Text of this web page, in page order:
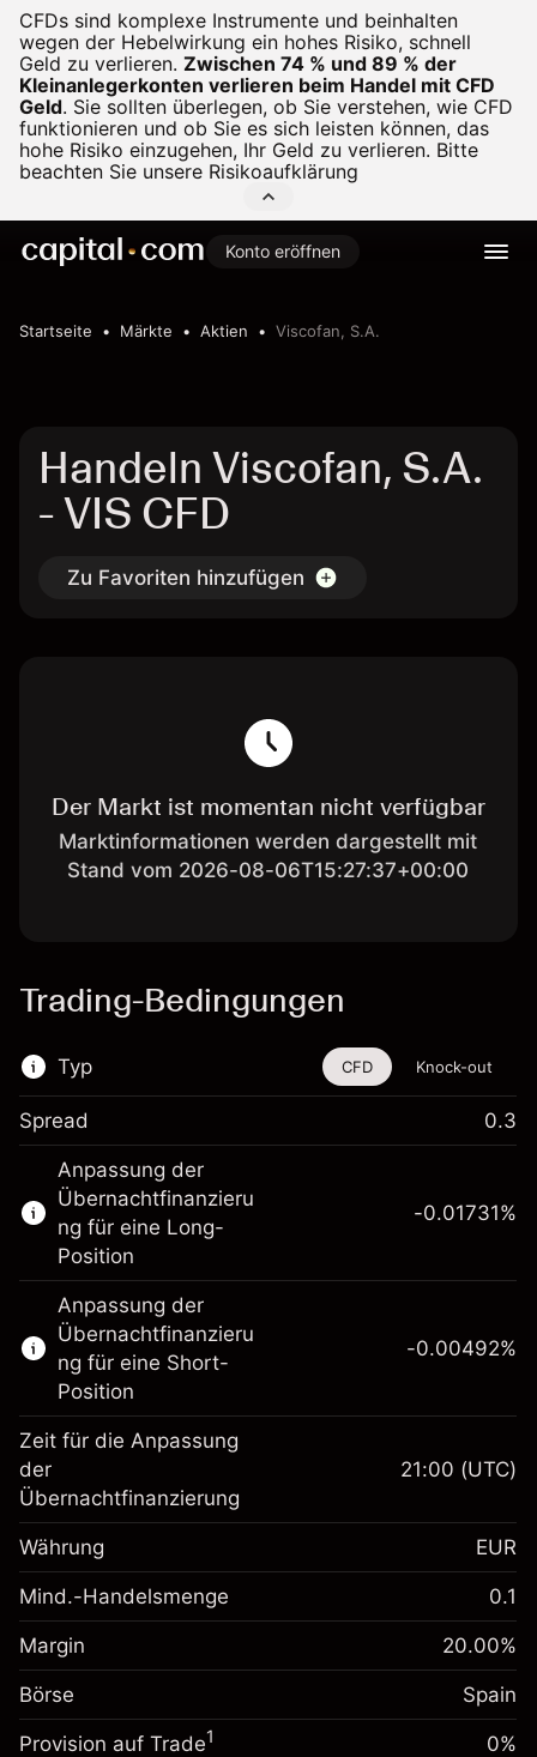
CFDs sind komplexe Instrumente und beinhalten
wegen der Hebelwirkung ein hohes Risiko, schnell
Geld zu verlieren. Zwischen 74 % und 89 % der
Kleinanlegerkonten verlieren beim Handel mit CFD
Geld. Sie sollten überlegen, ob Sie verstehen, wie CFD
funktionieren und ob Sie es sich leisten können, das
hohe Risiko einzugehen, Ihr Geld zu verlieren. Bitte
beachten Sie unsere Risikoaufklärung
Konto eröffnen
Startseite Märkte Aktien Viscofan, S.A.
Handeln Viscofan, S.A.
- VIS CFD
Zu Favoriten hinzufügen
Der Markt ist momentan nicht verfügbar
Marktinformationen werden dargestellt mit
Stand vom 2026-08-06T15:27:37+00:00
Trading-Bedingungen
Typ
Dieses Finanzinstrument steht für das Traden
über CFDs und Knock-outs zur Verfügung.
Erfahren Sie mehr über:
CFDs
Knock-outs
CFD Knock-out
Spread 0.3
Anpassung der
Übernachtfinanzieru
ng für eine Long-
Position
€1,000.00
Anpassung der
Übernachtfinanzierung
Gebühren aus
Positionswert
-0.017307
%
Positionsgröße mit Hebelwirkung
~€5,000.00
Geld aus Hebelwirkung ~
-0.01731%
Anpassung der
Übernachtfinanzieru
ng für eine Short-
Position
Margin. Ihre Investition
Anpassung der
Übernachtfinanzierung
fremdfinanzierten
Positionswert
-0.004915
%
(-€0.25)
-0.00492%
Zeit für die Anpassung
der
Übernachtfinanzierung
21:00 (UTC)
Währung EUR
Mind.-Handelsmenge 0.1
Margin 20.00%
Börse Spain
Provision auf Trade1 0%